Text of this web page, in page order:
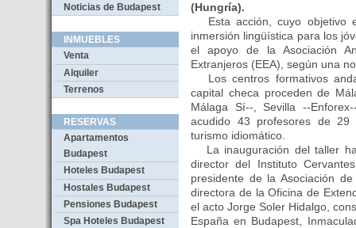
Noticias de Budapest
INMUEBLES
Venta
Alquiler
Terrenos
RESERVAS
Apartamentos
Budapest
Hoteles Budapest
Hostales Budapest
Pensiones Budapest
Spa Hoteles Budapest
(Hungría).
Esta acción, cuyo objetivo
inmersión lingüística para los
el apoyo de la Asociación
Extranjeros (EEA), según una
Los centros formativos
capital checa proceden de
Málaga Sí--, Sevilla --
acudido 43 profesores de
turismo idiomático.
La inauguración del taller
director del Instituto
presidente de la Asociación
directora de la Oficina de
el acto Jorge Soler Hidalgo,
España en Budapest,